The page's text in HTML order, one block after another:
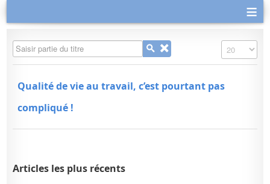
≡
Saisir partie du titre Affichage #
Qualité de vie au travail, c’est pourtant pas
compliqué !
Articles les plus récents